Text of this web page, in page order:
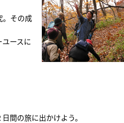
。その成
ースに
間の旅に出かけよう。